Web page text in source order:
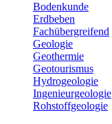
Bodenkunde
Erdbeben
Fachübergreifend
Geologie
Geothermie
Geotourismus
Hydrogeologie
Ingenieurgeologie
Rohstoffgeologie